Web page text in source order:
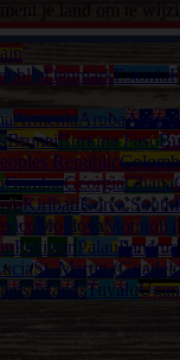
je land om te
DenmarkEstonia
ArmeniaAruba
BruneiBurkina Faso
Republic
GambiaGeorgiaGhana
KiribatiKorea South
MoldovaMongolia
PakistanPalauPanama
St. Martin
IslandsTuvalu